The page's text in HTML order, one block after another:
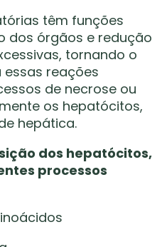
têm funções
dos órgãos e redução
tornando o
reações
de necrose ou
os hepatócitos,
hepática.
dos hepatócitos,
processos